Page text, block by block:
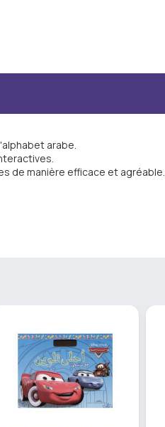
arabe.
de manière efficace et agréable.